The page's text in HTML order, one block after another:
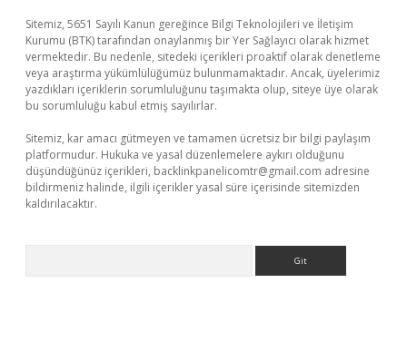
Sitemiz, 5651 Sayılı Kanun gereğince Bilgi Teknolojileri ve İletişim
Kurumu (BTK) tarafından onaylanmış bir Yer Sağlayıcı olarak hizmet
vermektedir. Bu nedenle, sitedeki içerikleri proaktif olarak denetleme
veya araştırma yükümlülüğümüz bulunmamaktadır. Ancak, üyelerimiz
yazdıkları içeriklerin sorumluluğunu taşımakta olup, siteye üye olarak
bu sorumluluğu kabul etmiş sayılırlar.
Sitemiz, kar amacı gütmeyen ve tamamen ücretsiz bir bilgi paylaşım
platformudur. Hukuka ve yasal düzenlemelere aykırı olduğunu
düşündüğünüz içerikleri, backlinkpanelicomtr@gmail.com adresine
bildirmeniz halinde, ilgili içerikler yasal süre içerisinde sitemizden
kaldırılacaktır.